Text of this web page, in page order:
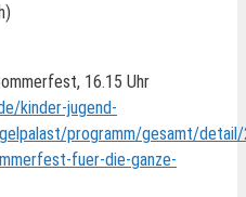
16.15 Uhr
kinder-jugend-
programm/gesamt/
fuer-die-ganze-